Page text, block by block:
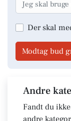
Der skal
Modtag bud
Andre
Fandt du
andre